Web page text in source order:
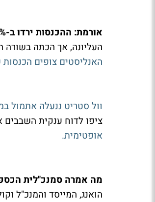
אורמת: ההכנסות ירדו ב-4.4%; תחזית פושרת ל-2025;
העליונה, אך הכתה בשורה
האנליסטים צופים הכנסות של 959.8 מיליון
וול סטריט ננעלה אתמול
ציפו לדוח ענקית השבבים
אופטימית.
מה אמרה סמנכ"לית
הואנג, המייסד והמנכ"ל